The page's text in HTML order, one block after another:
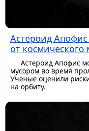
Астероид Апофис
от космического
Астероид Апофис
мусором во время
Ученые оценили
на орбиту.